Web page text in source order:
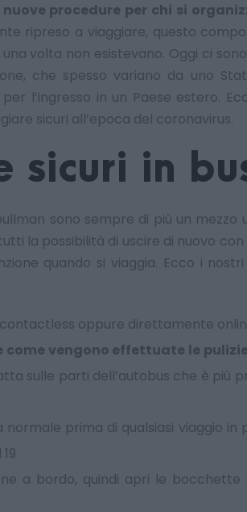
procedure per chi si
ripreso a viaggiare, questo
volta non esistevano. Oggi ci
che spesso variano da uno
l’ingresso in un Paese estero.
sicuri all’epoca del coronavirus.
sicuri in
sono sempre di più un mezzo
la possibilità di uscire di nuovo con
quando si viaggia. Ecco i
contactless oppure direttamente
vengono effettuate le
sulle parti dell’autobus che è più
prima di qualsiasi viaggio in
a bordo, quindi apri le bocchette